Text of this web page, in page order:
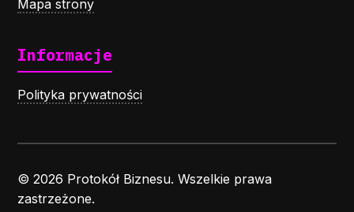
Mapa strony
Informacje
Polityka prywatności
© 2026 Protokół Biznesu. Wszelkie prawa
zastrzeżone.